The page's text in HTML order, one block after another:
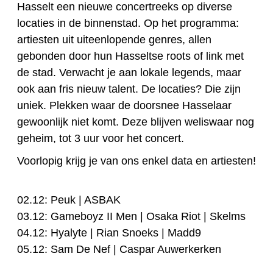
Hasselt een nieuwe concertreeks op diverse
locaties in de binnenstad. Op het programma:
artiesten uit uiteenlopende genres, allen
gebonden door hun Hasseltse roots of link met
de stad. Verwacht je aan lokale legends, maar
ook aan fris nieuw talent. De locaties? Die zijn
uniek. Plekken waar de doorsnee Hasselaar
gewoonlijk niet komt. Deze blijven weliswaar nog
geheim, tot 3 uur voor het concert.
Voorlopig krijg je van ons enkel data en artiesten!
02.12: Peuk | ASBAK
03.12: Gameboyz II Men | Osaka Riot | Skelms
04.12: Hyalyte | Rian Snoeks | Madd9
05.12: Sam De Nef | Caspar Auwerkerken